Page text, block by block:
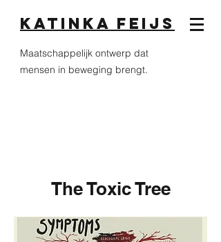
Katinka Feijs
Maatschappelijk ontwerp dat
mensen in beweging brengt.
The Toxic Tree